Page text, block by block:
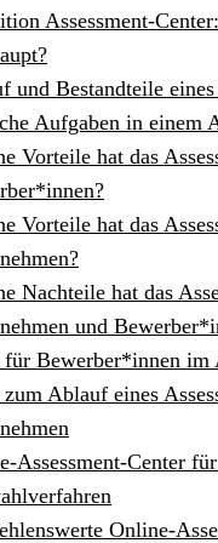
Assessment-
und Bestandteile eines
Aufgaben in einem
Vorteile hat das
Vorteile hat das
Nachteile hat das
und
Bewerber*innen im
Ablauf eines
Assessment-Center
Online-